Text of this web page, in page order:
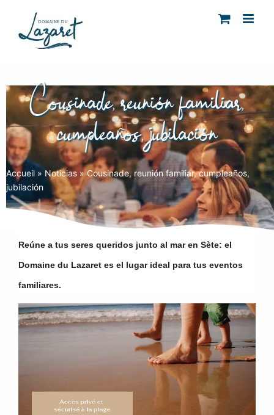
content
Cousinade, reunión familiar,
cumpleaños, jubilación
Accueil» Noticias»Cousinade, reunión familiar, cumpleaños,
jubilación
Reúne a tus seres queridos junto al mar en Sète: el
Domaine du Lazaret es el lugar ideal para tus eventos
familiares.